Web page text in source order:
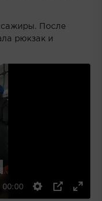
После
рюкзак и
00:00